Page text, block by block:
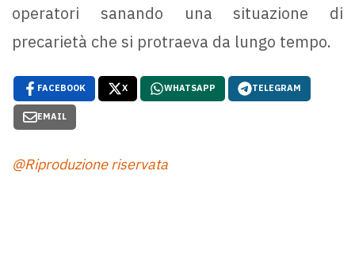
operatori sanando una situazione di
precarietà che si protraeva da lungo tempo.
FACEBOOK X WHATSAPP TELEGRAM
EMAIL
@Riproduzione riservata